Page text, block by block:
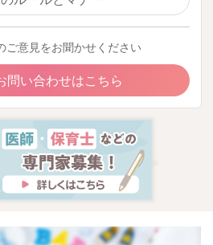
ご意見をお聞かせください
問い合わせはこちら